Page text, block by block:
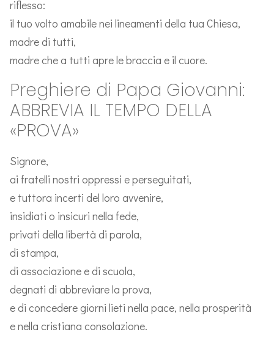
riflesso:
il tuo volto amabile nei lineamenti della tua Chiesa,
madre di tutti,
madre che a tutti apre le braccia e il cuore.
Preghiere di Papa Giovanni:
ABBREVIA IL TEMPO DELLA
«PROVA»
Signore,
ai fratelli nostri oppressi e perseguitati,
e tuttora incerti del loro avvenire,
insidiati o insicuri nella fede,
privati della libertà di parola,
di stampa,
di associazione e di scuola,
degnati di abbreviare la prova,
e di concedere giorni lieti nella pace, nella prosperità
e nella cristiana consolazione.